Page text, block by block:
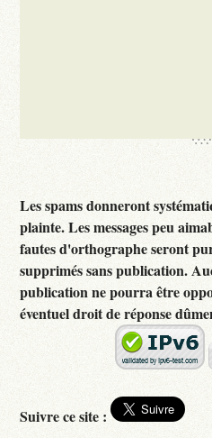
Les spams donneront
plainte. Les messages peu
fautes d'orthographe seront
supprimés sans publication.
publication ne pourra être
éventuel droit de réponse
Suivre ce site :